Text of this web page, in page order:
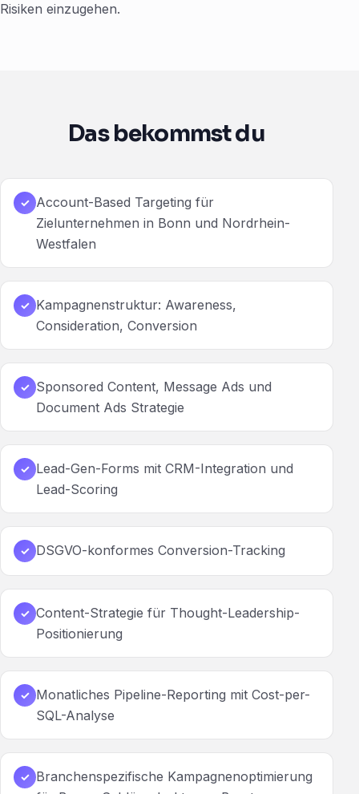
Risiken einzugehen.
Das bekommst du
✓ Account-Based Targeting für
Zielunternehmen in Bonn und Nordrhein-
Westfalen
✓ Kampagnenstruktur: Awareness,
Consideration, Conversion
✓ Sponsored Content, Message Ads und
Document Ads Strategie
✓ Lead-Gen-Forms mit CRM-Integration und
Lead-Scoring
✓ DSGVO-konformes Conversion-Tracking
✓ Content-Strategie für Thought-Leadership-
Positionierung
✓ Monatliches Pipeline-Reporting mit Cost-per-
SQL-Analyse
✓ Branchenspezifische Kampagnenoptimierung